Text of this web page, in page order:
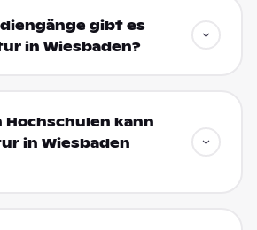
gibt es
in Wiesbaden?
Hochschulen kann
in Wiesbaden